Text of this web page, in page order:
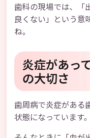
歯科の現場では、「
良くない」という意
ね。
炎症があっ
の大切さ
歯周病で炎症がある
状態になっています。